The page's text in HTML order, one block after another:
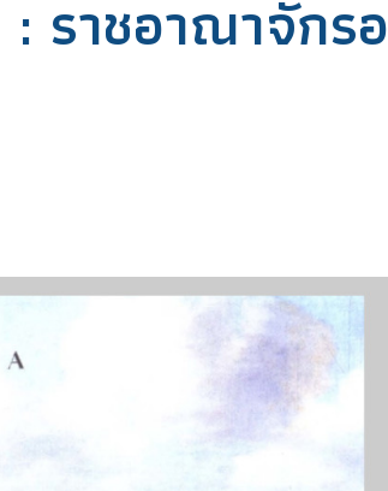
: ราชอาณาจักรอ